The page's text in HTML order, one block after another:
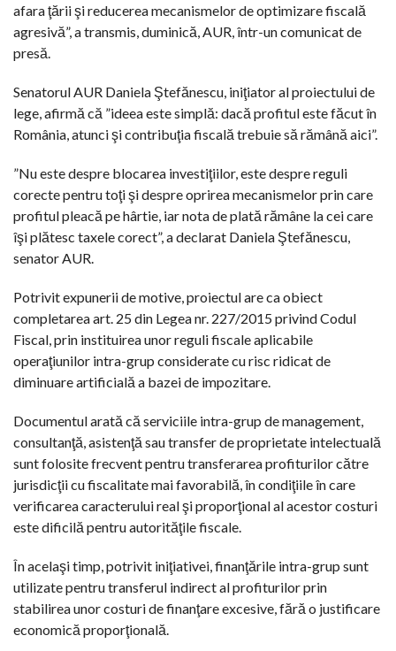
afara ţării şi reducerea mecanismelor de optimizare fiscală
agresivă”, a transmis, duminică, AUR, într-un comunicat de
presă.
Senatorul AUR Daniela Ştefănescu, iniţiator al proiectului de
lege, afirmă că ”ideea este simplă: dacă profitul este făcut în
România, atunci şi contribuţia fiscală trebuie să rămână aici”.
”Nu este despre blocarea investiţiilor, este despre reguli
corecte pentru toţi şi despre oprirea mecanismelor prin care
profitul pleacă pe hârtie, iar nota de plată rămâne la cei care
îşi plătesc taxele corect”, a declarat Daniela Ştefănescu,
senator AUR.
Potrivit expunerii de motive, proiectul are ca obiect
completarea art. 25 din Legea nr. 227/2015 privind Codul
Fiscal, prin instituirea unor reguli fiscale aplicabile
operaţiunilor intra-grup considerate cu risc ridicat de
diminuare artificială a bazei de impozitare.
Documentul arată că serviciile intra-grup de management,
consultanţă, asistenţă sau transfer de proprietate intelectuală
sunt folosite frecvent pentru transferarea profiturilor către
jurisdicţii cu fiscalitate mai favorabilă, în condiţiile în care
verificarea caracterului real şi proporţional al acestor costuri
este dificilă pentru autorităţile fiscale.
În acelaşi timp, potrivit iniţiativei, finanţările intra-grup sunt
utilizate pentru transferul indirect al profiturilor prin
stabilirea unor costuri de finanţare excesive, fără o justificare
economică proporţională.